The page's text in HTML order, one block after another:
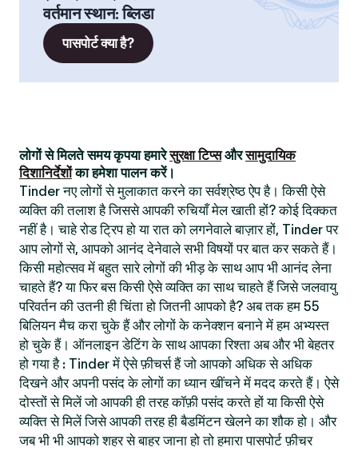
वर्तमान स्थान:ब्लिडा
पासपोर्ट क्या है?
लोगों से मिलते समय कृपया हमारेसुरक्षा टिप्सऔरसामुदायिक
दिशानिर्देशोंका हमेशा पालन करें।
Tinder नए लोगों से मुलाकात करने का सर्वश्रेष्ठ ऐप है। किसी ऐसे
व्यक्ति की तलाश है जिससे आपकी रुचियाँ मेल खाती हों? कोई दिक्कत
नहीं है। चाहे रोड ट्रिप हो या रात को लगनेवाले बाज़ार हों, Tinder पर
आप लोगों से, आपको आनंद देनेवाले सभी विषयों पर बात कर सकते हैं।
किसी महोत्सव में बहुत सारे लोगों की भीड़ के साथ आप भी आनंद लेना
चाहते हैं? या फिर बस किसी ऐसे व्यक्ति का साथ चाहते हैं जिसे जलवायु
परिवर्तन की उतनी ही चिंता हो जितनी आपको है? अब तक हम 55
बिलियन मैच करा चुके हैं और लोगों के कनेक्शन बनाने में हम अभ्यस्त
हो चुके हैं। ऑनलाइन डेटिंग के साथ आपका रिश्ता अब और भी बेहतर
हो गया है : Tinder में ऐसे फ़ीचर्स हैं जो आपको अधिक से अधिक
दिखने और अपनी पसंद के लोगों का ध्यान खींचने में मदद करते हैं। ऐसे
दोस्तों से मिलें जो आपकी ही तरह कॉफ़ी पसंद करते हों या किसी ऐसे
व्यक्ति से मिलें जिसे आपकी तरह ही बैडमिंटन खेलने का शौक हो। और
जब भी भी आपको शहर से बाहर जाना हो तो हमारा पासपोर्ट फ़ीचर